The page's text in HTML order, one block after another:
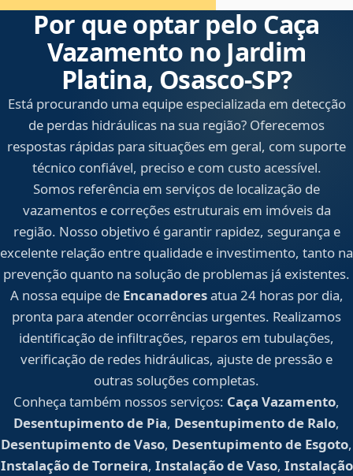
Por que optar pelo Caça
Vazamento no Jardim
Platina, Osasco‑SP?
Está procurando uma equipe especializada em detecção
de perdas hidráulicas na sua região? Oferecemos
respostas rápidas para situações em geral, com suporte
técnico confiável, preciso e com custo acessível.
Somos referência em serviços de localização de
vazamentos e correções estruturais em imóveis da
região. Nosso objetivo é garantir rapidez, segurança e
excelente relação entre qualidade e investimento, tanto na
prevenção quanto na solução de problemas já existentes.
A nossa equipe de Encanadoresatua 24 horas por dia,
pronta para atender ocorrências urgentes. Realizamos
identificação de infiltrações, reparos em tubulações,
verificação de redes hidráulicas, ajuste de pressão e
outras soluções completas.
Conheça também nossos serviços: Caça Vazamento,
Desentupimento de Pia, Desentupimento de Ralo,
Desentupimento de Vaso, Desentupimento de Esgoto,
Instalação de Torneira, Instalação de Vaso, Instalação